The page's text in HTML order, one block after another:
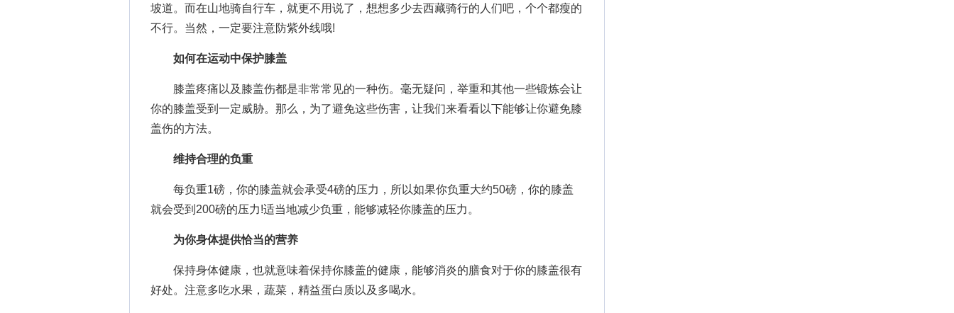
坡道。而在山地骑自行车，就更不用说了，想想多少去西藏骑行的人们吧，个个都瘦的
不行。当然，一定要注意防紫外线哦!
如何在运动中保护膝盖
膝盖疼痛以及膝盖伤都是非常常见的一种伤。毫无疑问，举重和其他一些锻炼会让
你的膝盖受到一定威胁。那么，为了避免这些伤害，让我们来看看以下能够让你避免膝
盖伤的方法。
维持合理的负重
每负重1磅，你的膝盖就会承受4磅的压力，所以如果你负重大约50磅，你的膝盖
就会受到200磅的压力!适当地减少负重，能够减轻你膝盖的压力。
为你身体提供恰当的营养
保持身体健康，也就意味着保持你膝盖的健康，能够消炎的膳食对于你的膝盖很有
好处。注意多吃水果，蔬菜，精益蛋白质以及多喝水。